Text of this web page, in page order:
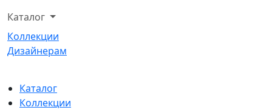
Каталог
Коллекции
Дизайнерам
Каталог
Коллекции